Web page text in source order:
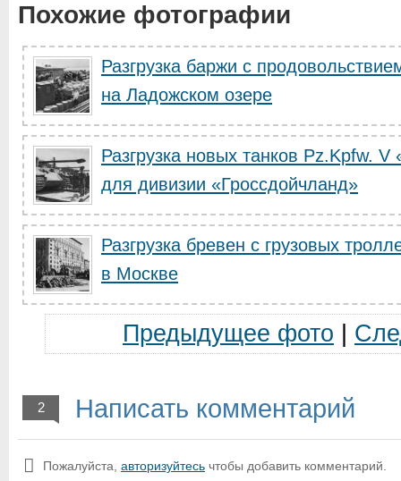
Похожие фотографии
Разгрузка баржи с
на Ладожском озере
Разгрузка новых танков Pz.Kpfw.
для дивизии «Гроссдойчланд»
Разгрузка бревен с грузовых
в Москве
Предыдущее фото
2 Написать комментарий
Пожалуйста, авторизуйтесь чтобы добавить комментарий.